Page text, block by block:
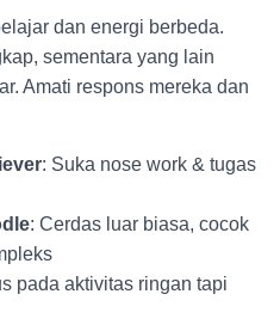
dan energi berbeda.
sementara yang lain
Amati respons mereka dan
: Suka nose work & tugas
: Cerdas luar biasa, cocok
pada aktivitas ringan tapi